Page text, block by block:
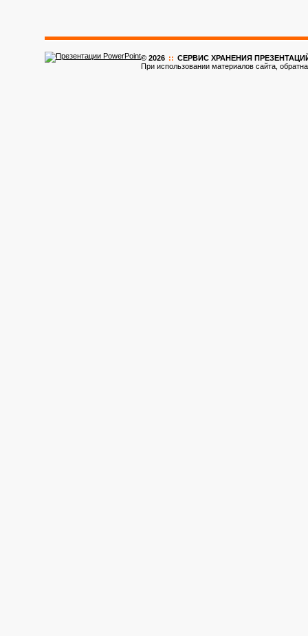
© 2026 :: CЕРВИС ХРАНЕНИЯ ПРЕЗЕНТАЦИЙ
При использовании материалов сайта,